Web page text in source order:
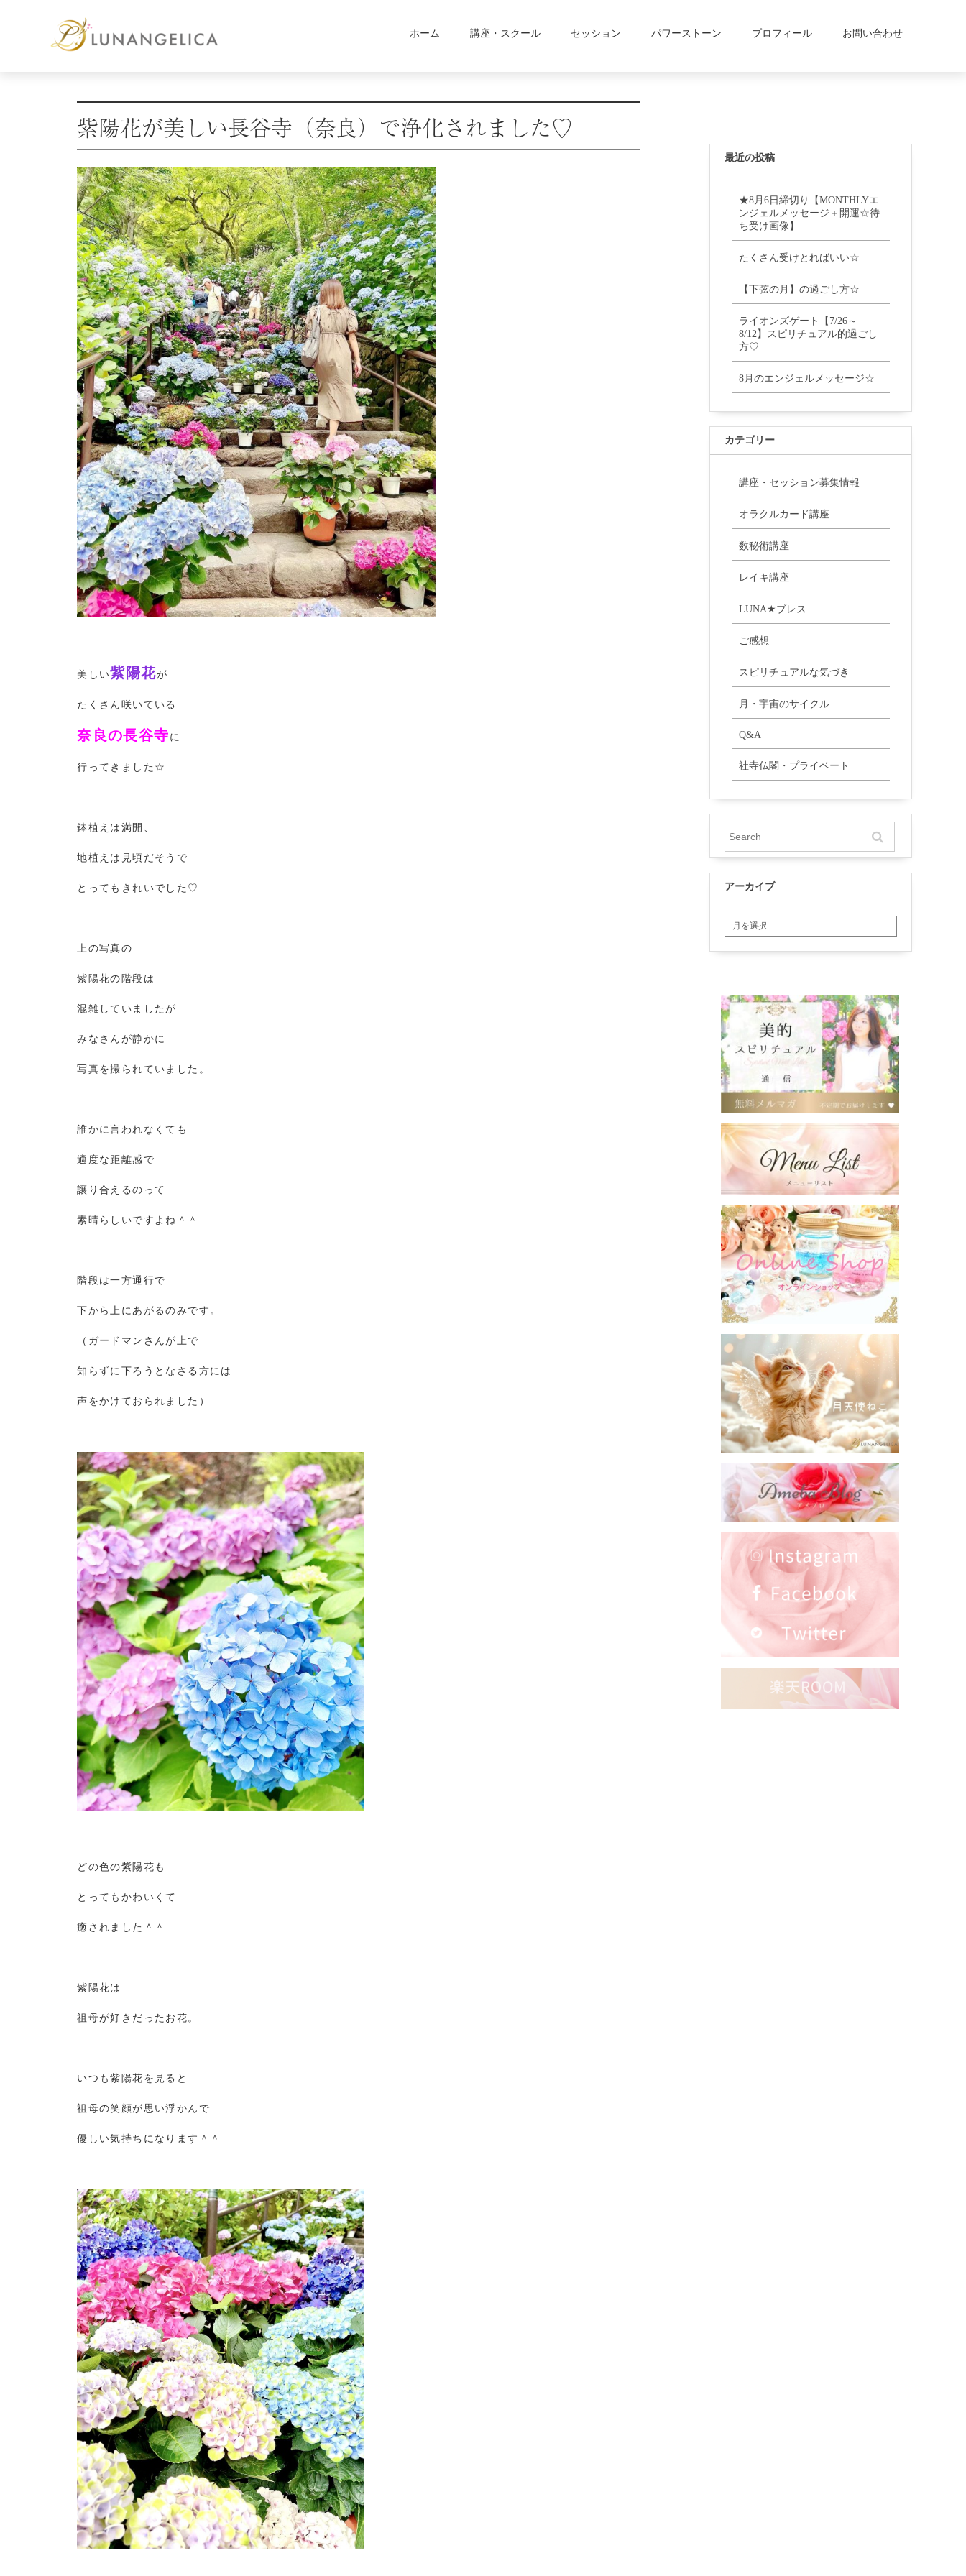
ホーム 講座・スクール セッション パワーストーン プロフィール お問い合わせ
紫陽花が美しい長谷寺（奈良）で浄化されました♡
美しい紫陽花が
たくさん咲いている
奈良の長谷寺 に
行ってきました☆
鉢植えは満開、
地植えは見頃だそうで
とってもきれいでした♡
上の写真の
紫陽花の階段は
混雑していましたが
みなさんが静かに
写真を撮られていました。
誰かに言われなくても
適度な距離感で
譲り合えるのって
素晴らしいですよね＾＾
階段は一方通行で
下から上にあがるのみです。
（ガードマンさんが上で
知らずに下ろうとなさる方には
声をかけておられました）
どの色の紫陽花も
とってもかわいくて
癒されました＾＾
紫陽花は
祖母が好きだったお花。
いつも紫陽花を見ると
祖母の笑顔が思い浮かんで
優しい気持ちになります＾＾
最近の投稿
★8月6日締切り【MONTHLYエ
ンジェルメッセージ＋開運☆待
ち受け画像】
たくさん受けとればいい☆
【下弦の月】の過ごし方☆
ライオンズゲート【7/26～
8/12】スピリチュアル的過ごし
方♡
8月のエンジェルメッセージ☆
カテゴリー
講座・セッション募集情報
オラクルカード講座
数秘術講座
レイキ講座
LUNA★ブレス
ご感想
スピリチュアルな気づき
月・宇宙のサイクル
Q&A
社寺仏閣・プライベート
アーカイブ